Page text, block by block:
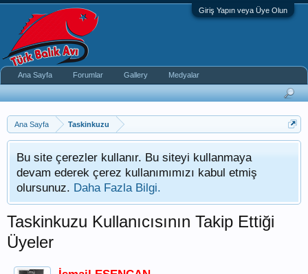
Giriş Yapın veya Üye Olun
Ana Sayfa Taskinkuzu
Bu site çerezler kullanır. Bu siteyi kullanmaya
devam ederek çerez kullanımımızı kabul etmiş
olursunuz. Daha Fazla Bilgi.
Taskinkuzu Kullanıcısının Takip Ettiği
Üyeler
Ana Sayfa Forumlar Gallery Medyalar